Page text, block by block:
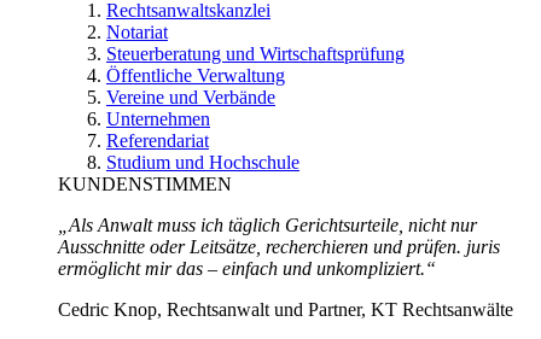
Rechtsanwaltskanzlei
Notariat
Steuerberatung und Wirtschaftsprüfung
Öffentliche Verwaltung
Vereine und Verbände
Unternehmen
Referendariat
Studium und Hochschule
KUNDENSTIMMEN
„Als Anwalt muss ich täglich Gerichtsurteile, nicht nur
Ausschnitte oder Leitsätze, recherchieren und prüfen. juris
ermöglicht mir das – einfach und unkompliziert.“
Cedric Knop, Rechtsanwalt und Partner, KT Rechtsanwälte